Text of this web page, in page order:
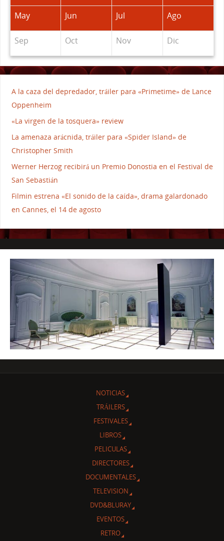
May Jun Jul Ago
Sep Oct Nov Dic
A la caza del depredador, tráiler para «Primetime» de Lance
Oppenheim
«La virgen de la tosquera» review
La amenaza arácnida, tráiler para «Spider Island» de
Christopher Smith
Werner Herzog recibirá un Premio Donostia en el Festival de
San Sebastián
Filmin estrena «El sonido de la caída», drama galardonado
en Cannes, el 14 de agosto
NOTICIAS
TRÁILERS
FESTIVALES
LIBROS
PELICULAS
DIRECTORES
DOCUMENTALES
TELEVISION
DVD&BLURAY
EVENTOS
RETRO